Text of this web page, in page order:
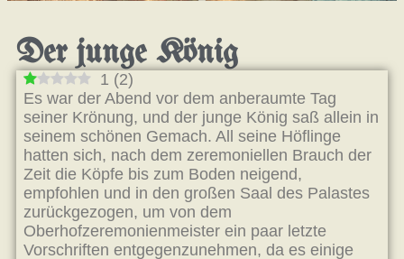
Der junge König
1 (2)
Es war der Abend vor dem anberaumte Tag
seiner Krönung, und der junge König saß allein in
seinem schönen Gemach. All seine Höflinge
hatten sich, nach dem zeremoniellen Brauch der
Zeit die Köpfe bis zum Boden neigend,
empfohlen und in den großen Saal des Palastes
zurückgezogen, um von dem
Oberhofzeremonienmeister ein paar letzte
Vorschriften entgegenzunehmen, da es einige